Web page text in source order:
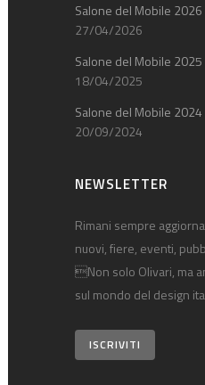
Salone del Mobile 2026
27/04/2026
Salone del Mobile 2025
18/04/2025
Salone del Mobile 2024
20/09/2024
NEWSLETTER
Rimani sempre
nuovi, fiere, eventi,
Non solo Olivari, ma
sul mondo del design
ISCRIVITI